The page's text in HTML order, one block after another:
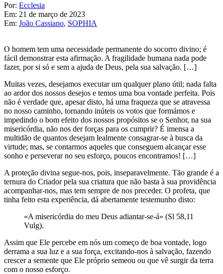
Por: Ecclesia
Em: 21 de março de 2023
Em: João Cassiano, SOPHIA
O homem tem uma necessidade permanente do socorro divino; é
fácil demonstrar esta afirmação. A fragilidade humana nada pode
fazer, por si só e sem a ajuda de Deus, pela sua salvação. […]
Muitas vezes, desejamos executar um qualquer plano útil; nada falta
ao ardor dos nossos desejos e temos uma boa vontade perfeita. Pois
não é verdade que, apesar disto, há uma fraqueza que se atravessa
no nosso caminho, tornando inúteis os votos que formámos e
impedindo o bom efeito dos nossos propósitos se o Senhor, na sua
misericórdia, não nos der forças para os cumprir? É imensa a
multidão de quantos desejam lealmente consagrar-se à busca da
virtude; mas, se contarmos aqueles que conseguem alcançar esse
sonho e perseverar no seu esforço, poucos encontramos! […]
A proteção divina segue-nos, pois, inseparavelmente. Tão grande é a
ternura do Criador pela sua criatura que não basta à sua providência
acompanhar-nos, mas tem sempre de nos preceder. O profeta, que
tinha feito esta experiência, dá abertamente testemunho disto:
«A misericórdia do meu Deus adiantar-se-á» (Sl 58,11
Vulg).
Assim que Ele percebe em nós um começo de boa vontade, logo
derrama a sua luz e a sua força, excitando-nos à salvação, fazendo
crescer a semente que Ele próprio semeou ou que vê surgir da terra
com o nosso esforço.